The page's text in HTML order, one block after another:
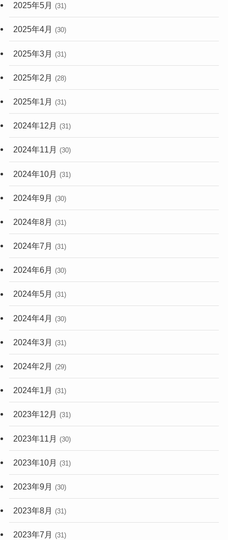
2025年5月 (31)
2025年4月 (30)
2025年3月 (31)
2025年2月 (28)
2025年1月 (31)
2024年12月 (31)
2024年11月 (30)
2024年10月 (31)
2024年9月 (30)
2024年8月 (31)
2024年7月 (31)
2024年6月 (30)
2024年5月 (31)
2024年4月 (30)
2024年3月 (31)
2024年2月 (29)
2024年1月 (31)
2023年12月 (31)
2023年11月 (30)
2023年10月 (31)
2023年9月 (30)
2023年8月 (31)
2023年7月 (31)